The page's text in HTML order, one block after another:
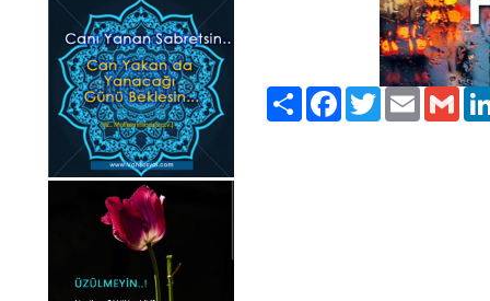
Paylaş FacebookTwitter Email Gmail